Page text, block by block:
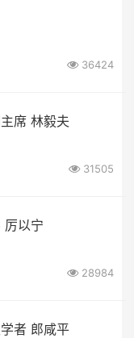
36424
全国工商联专职副主席 林毅夫
31505
厉以宁
28984
公认的金融学顶级学者 郎咸平